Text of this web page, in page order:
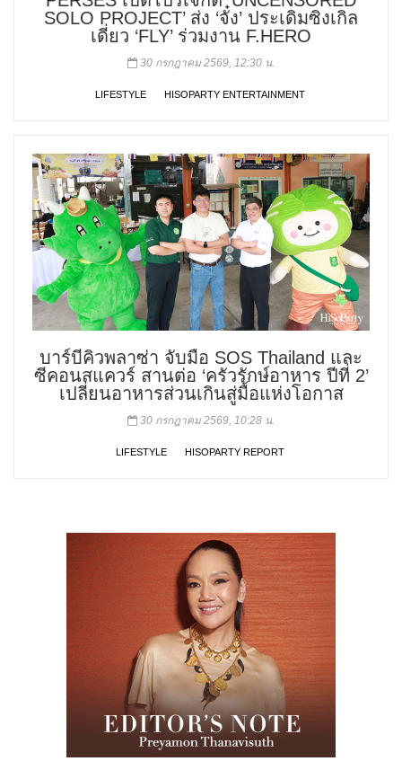
SOLO PROJECT’ ส่ง ‘จั๋ง’ ประเดิมซิงเกิล
เดี่ยว ‘FLY’ ร่วมงาน F.HERO
30 กรกฎาคม 2569, 12:30 น.
LIFESTYLE HISOPARTY ENTERTAINMENT
บาร์บีคิวพลาซ่า จับมือ SOS Thailand และ
ซีคอนสแควร์ สานต่อ ‘ครัวรักษ์อาหาร ปีที่ 2’
เปลี่ยนอาหารส่วนเกินสู่มื้อแห่งโอกาส
30 กรกฎาคม 2569, 10:28 น.
LIFESTYLE HISOPARTY REPORT